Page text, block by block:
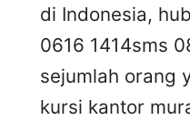
di Indonesia,
0616 1414sms
sejumlah orang
kursi kantor